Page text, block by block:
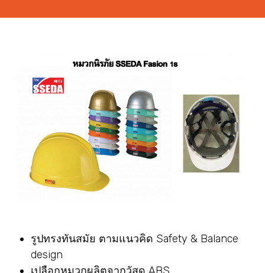
รูปทรงทันสมัย ตามแนวคิด Safety & Balance
design